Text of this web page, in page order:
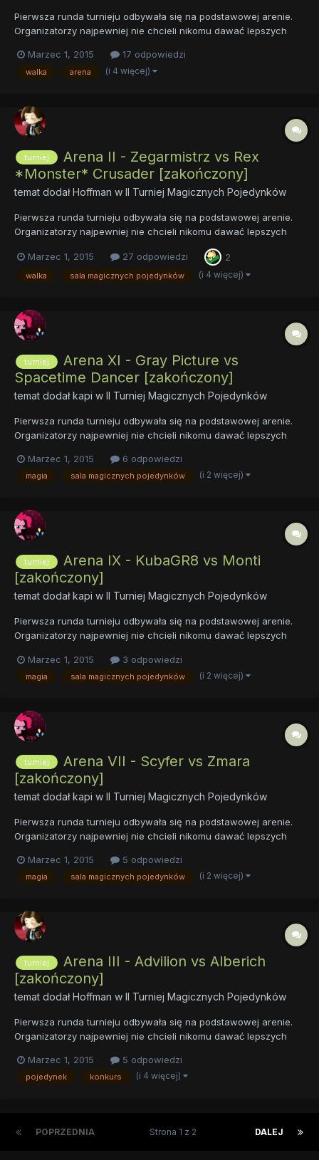
Pierwsza runda turnieju odbywała się na podstawowej arenie.
Organizatorzy najpewniej nie chcieli nikomu dawać lepszych
mur otaczał długi na kilkadziesiąt metrów plac pokryty ubitą od
licznych walk ziemią. Arena nie miała dachu, więc prócz...
Marzec 1, 2015 17 odpowiedzi
walka arena (i 4 więcej)
turniej
Arena II - Zegarmistrz vs Rex
*Monster* Crusader [zakończony]
temat dodałHoffman w II Turniej Magicznych Pojedynków
Pierwsza runda turnieju odbywała się na podstawowej arenie.
Organizatorzy najpewniej nie chcieli nikomu dawać lepszych
mur otaczał długi na kilkadziesiąt metrów plac pokryty ubitą od
licznych walk ziemią. Arena nie miała dachu, więc prócz...
Marzec 1, 2015 27 odpowiedzi 2
walka sala magicznych pojedynków (i 4 więcej)
turniej
Arena XI - Gray Picture vs
Spacetime Dancer [zakończony]
temat dodałkapi w II Turniej Magicznych Pojedynków
Pierwsza runda turnieju odbywała się na podstawowej arenie.
Organizatorzy najpewniej nie chcieli nikomu dawać lepszych
mur otaczał długi na kilkadziesiąt metrów plac pokryty ubitą od
licznych walk ziemią. Arena nie miała dachu, więc prócz...
Marzec 1, 2015 6 odpowiedzi
magia sala magicznych pojedynków (i 2 więcej)
turniej
Arena IX - KubaGR8 vs Monti
[zakończony]
temat dodałkapi w II Turniej Magicznych Pojedynków
Pierwsza runda turnieju odbywała się na podstawowej arenie.
Organizatorzy najpewniej nie chcieli nikomu dawać lepszych
mur otaczał długi na kilkadziesiąt metrów plac pokryty ubitą od
licznych walk ziemią. Arena nie miała dachu, więc prócz...
Marzec 1, 2015 3 odpowiedzi
magia sala magicznych pojedynków (i 2 więcej)
turniej
Arena VII - Scyfer vs Zmara
[zakończony]
temat dodałkapi w II Turniej Magicznych Pojedynków
Pierwsza runda turnieju odbywała się na podstawowej arenie.
Organizatorzy najpewniej nie chcieli nikomu dawać lepszych
mur otaczał długi na kilkadziesiąt metrów plac pokryty ubitą od
licznych walk ziemią. Arena nie miała dachu, więc prócz...
Marzec 1, 2015 5 odpowiedzi
magia sala magicznych pojedynków (i 2 więcej)
turniej
Arena III - Advilion vs Alberich
[zakończony]
temat dodałHoffman w II Turniej Magicznych Pojedynków
Pierwsza runda turnieju odbywała się na podstawowej arenie.
Organizatorzy najpewniej nie chcieli nikomu dawać lepszych
mur otaczał długi na kilkadziesiąt metrów plac pokryty ubitą od
licznych walk ziemią. Arena nie miała dachu, więc prócz...
Marzec 1, 2015 5 odpowiedzi
pojedynek konkurs (i 4 więcej)
POPRZEDNIA DALEJ
Strona 1 z 2